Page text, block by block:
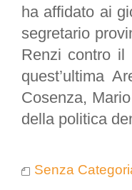
ha affidato ai
segretario
Renzi contro il
quest’ultima
Cosenza,
della politica
Senza